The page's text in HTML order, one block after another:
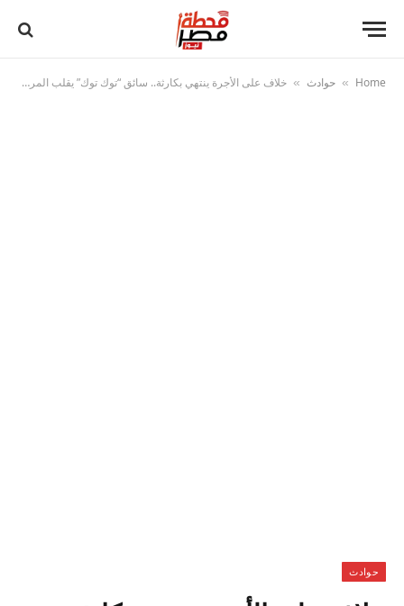
Home
» حوادث » خلاف على الأجرة ينتهي بكارثة.. سائق “توك توك” يقلب المركبة عمداً براكب في الشرقية
حوادث